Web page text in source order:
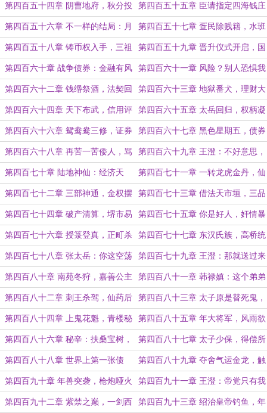
汉公主阿玖 以强亡
第四百五十四章 阴曹地府，秋分投
诚
第四百五十五章 臣请指定四海钱庄
为唯一对外贸易结算钱庄！
第四百五十六章 不一样的结局：月
港开关
第四百五十七章 疍民除贱籍，水班
大运起
第四百五十八章 铸币权入手，三祖
师暗谋
第四百五十九章 晋升仪式开启，国
家炉鼎计划
第四百六十章 战争债券：金融有风
险，投资需谨慎
第四百六十一章 风险？别人恐惧我
贪婪，给我全压！
第四百六十二章 钱缗祭酒，法契回
响
第四百六十三章 地狱番犬，理财大
师（4100求票）
第四百六十四章 天下布武，信用评
级
第四百六十五章 太岳回归，权柄凝
聚
第四百六十六章 鸳鸯鸯三修，证券
屋收网
第四百六十七章 黑色星期五，债券
变废纸
第四百六十八章 再苦一苦倭人，骂
名我来背（两章7000求票）
第四百六十九章 王澄：不好意思，
你来晚了，债来！
第四百七十章 陆地神仙：经济天
规，立！（两章7000求票）
第四百七十一章 一转龙虎金丹，仙
身法天象地
第四百七十二章 三部神通，金权摆
渡
第四百七十三章 借法天市垣，三品
敌二品
第四百七十四章 破产清算，堺市易
主
第四百七十五章 你是好人，奸情暴
露
第四百七十六章 授箓登真，正町杀
局
第四百七十七章 东汉氏族，高桥统
虎
第四百七十八章 张太岳：你这空荡
荡的王宫也是时候该用起来了
第四百七十九章 王澄：那就送过来
吧
第四百八十章 南苑冬狩，嘉善公主 第四百八十一章 韩禄嫃：这个弟弟
我曾见过的
第四百八十二章 刺王杀驾，仙药后
患
第四百八十三章 太子原是替死鬼，
总有刁民想害朕
第四百八十四章 上鬼花魁，青楼秘
药
第四百八十五章 年大将军，风雨欲
来
第四百八十六章 秘辛：扶桑宝树，
绝地天通（两章7100求票）
第四百八十七章 太子少保，得偿所
愿
第四百八十八章 世界上第一张债
券：做空徐少湖
第四百八十九章 夺舍气运金龙，触
摸概念之神
第四百九十章 年兽突袭，枪炮哑火 第四百九十一章 王澄：帝党只有我
一个就够了
第四百九十二章 紫禁之巅，一剑西 第四百九十三章 绍治皇帝钓鱼，年